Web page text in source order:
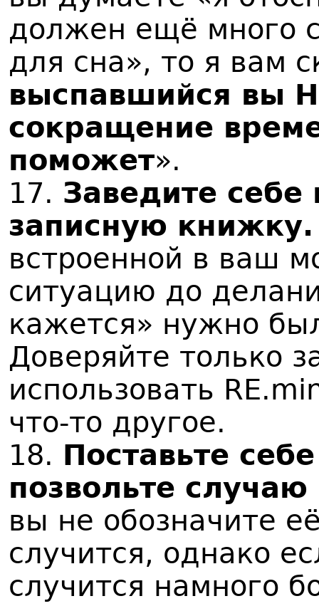
должен ещё много
для сна», то я вам
выспавшийся вы
сокращение
поможет».
17. Заведите
записную книжку.
встроенной в ваш
ситуацию до
кажется» нужно
Доверяйте только
использовать
что-то другое.
18. Поставьте
позвольте
вы не обозначите
случится, однако
случится намного